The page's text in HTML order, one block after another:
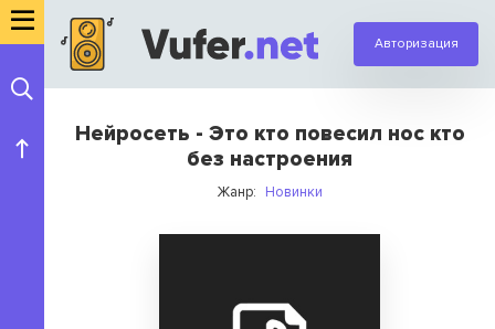
Авторизация
Нейросеть - Это кто повесил нос кто
без настроения
Жанр: Новинки